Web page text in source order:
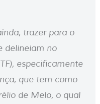
trazer para o
delineiam no
especificamente
que tem como
de Melo, o qual